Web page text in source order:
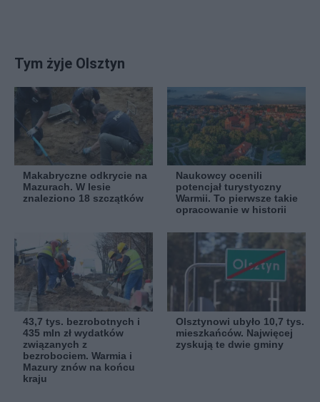
Tym żyje Olsztyn
Makabryczne odkrycie na
Mazurach. W lesie
znaleziono 18 szczątków
Naukowcy ocenili
potencjał turystyczny
Warmii. To pierwsze takie
opracowanie w historii
43,7 tys. bezrobotnych i
435 mln zł wydatków
związanych z
bezrobociem. Warmia i
Mazury znów na końcu
kraju
Olsztynowi ubyło 10,7 tys.
mieszkańców. Najwięcej
zyskują te dwie gminy